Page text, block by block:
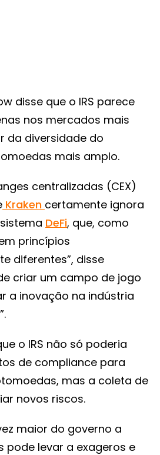
disse que o IRS parece
nos mercados mais
da diversidade do
mais amplo.
centralizadas (CEX)
Kraken certamente ignora
DeFi, que, como
princípios
diferentes”, disse
criar um campo de jogo
a inovação na indústria
o IRS não só poderia
de compliance para
mas a coleta de
novos riscos.
maior do governo a
pode levar a exageros e